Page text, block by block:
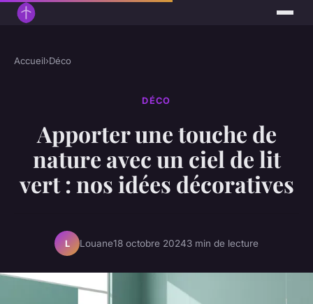
Accueil›Déco
DÉCO
Apporter une touche de
nature avec un ciel de lit
vert : nos idées décoratives
L Louane18 octobre 20243 min de lecture